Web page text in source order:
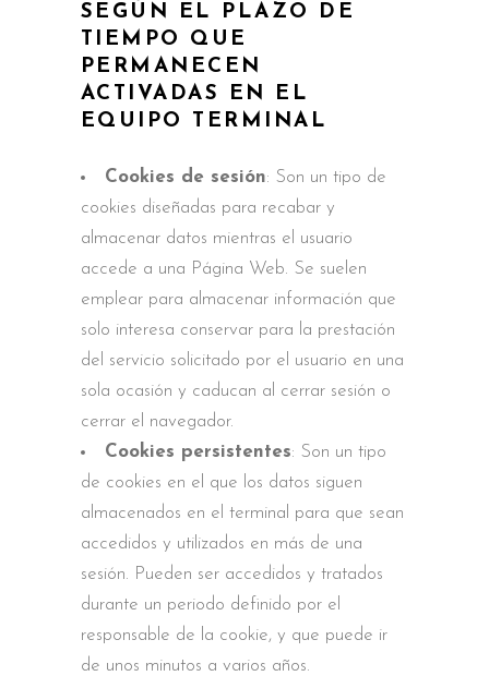
SEGÚN EL PLAZO DE
TIEMPO QUE
PERMANECEN
ACTIVADAS EN EL
EQUIPO TERMINAL
Cookies de sesión: Son un tipo de
cookies diseñadas para recabar y
almacenar datos mientras el usuario
accede a una Página Web. Se suelen
emplear para almacenar información que
solo interesa conservar para la prestación
del servicio solicitado por el usuario en una
sola ocasión y caducan al cerrar sesión o
cerrar el navegador.
Cookies persistentes: Son un tipo
de cookies en el que los datos siguen
almacenados en el terminal para que sean
accedidos y utilizados en más de una
sesión. Pueden ser accedidos y tratados
durante un periodo definido por el
responsable de la cookie, y que puede ir
de unos minutos a varios años.